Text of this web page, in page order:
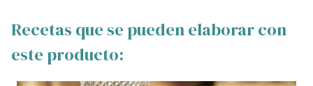
Recetas que se pueden elaborar con
este producto: